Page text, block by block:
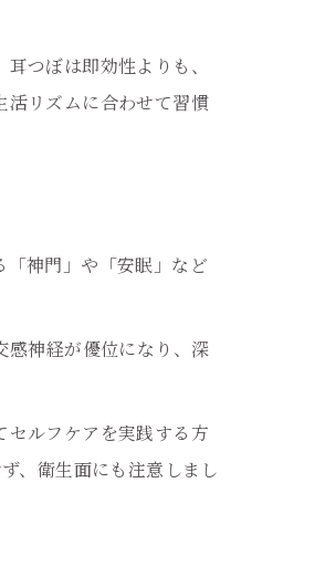
つぼは即効性よりも、
活リズムに合わせて習慣
神門」や「安眠」など
感神経が優位になり、深
ルフケアを実践する方
、衛生面にも注意しまし